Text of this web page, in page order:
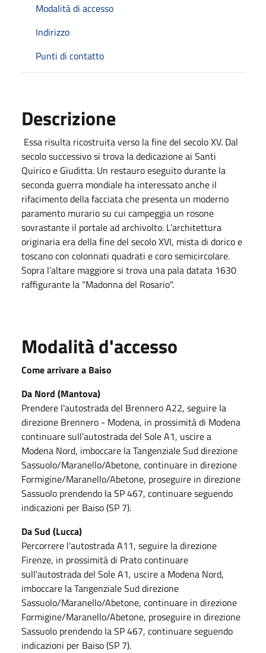
Modalità di accesso
Indirizzo
Punti di contatto
Descrizione
Essa risulta ricostruita verso la fine del secolo XV. Dal
secolo successivo si trova la dedicazione ai Santi
Quirico e Giuditta. Un restauro eseguito durante la
seconda guerra mondiale ha interessato anche il
rifacimento della facciata che presenta un moderno
paramento murario su cui campeggia un rosone
sovrastante il portale ad archivolto. L’architettura
originaria era della fine del secolo XVI, mista di dorico e
toscano con colonnati quadrati e coro semicircolare.
Sopra l’altare maggiore si trova una pala datata 1630
raffigurante la "Madonna del Rosario".
Modalità d'accesso
Come arrivare a Baiso
Da Nord (Mantova)
Prendere l'autostrada del Brennero A22, seguire la
direzione Brennero - Modena, in prossimità di Modena
continuare sull'autostrada del Sole A1, uscire a
Modena Nord, imboccare la Tangenziale Sud direzione
Sassuolo/Maranello/Abetone, continuare in direzione
Formigine/Maranello/Abetone, proseguire in direzione
Sassuolo prendendo la SP 467, continuare seguendo
indicazioni per Baiso (SP 7).
Da Sud (Lucca)
Percorrere l'autostrada A11, seguire la direzione
Firenze, in prossimità di Prato continuare
sull'autostrada del Sole A1, uscire a Modena Nord,
imboccare la Tangenziale Sud direzione
Sassuolo/Maranello/Abetone, continuare in direzione
Formigine/Maranello/Abetone, proseguire in direzione
Sassuolo prendendo la SP 467, continuare seguendo
indicazioni per Baiso (SP 7).